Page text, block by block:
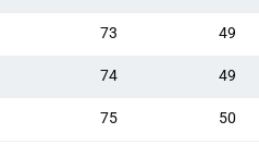
73 49
74 49
75 50